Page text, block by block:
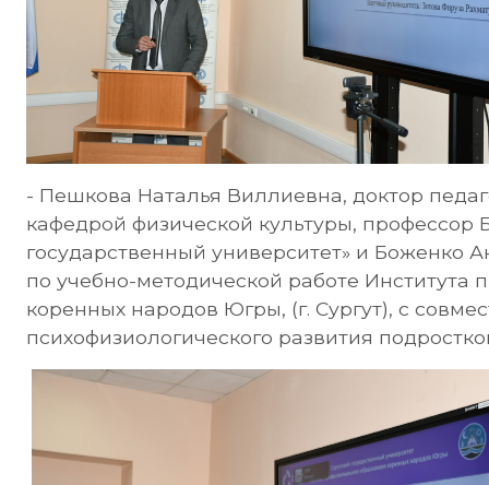
- Пешкова Наталья Виллиевна, доктор
кафедрой физической культуры,
государственный университет» и Боженко
по учебно-методической работе Института
коренных народов Югры, (г. Сургут), с
психофизиологического развития